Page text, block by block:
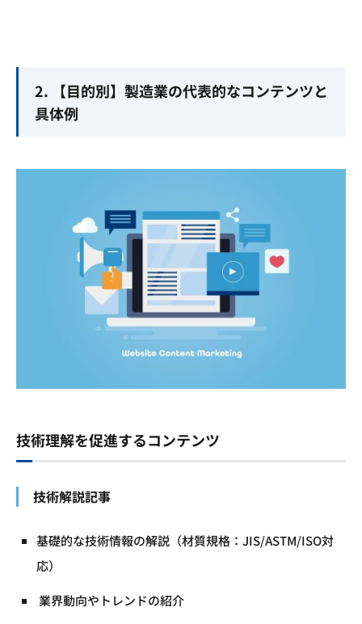
2. 【目的別】製造業の代表的なコンテンツと
具体例
技術理解を促進するコンテンツ
技術解説記事
基礎的な技術情報の解説（材質規格：JIS/ASTM/ISO対
応）
業界動向やトレンドの紹介